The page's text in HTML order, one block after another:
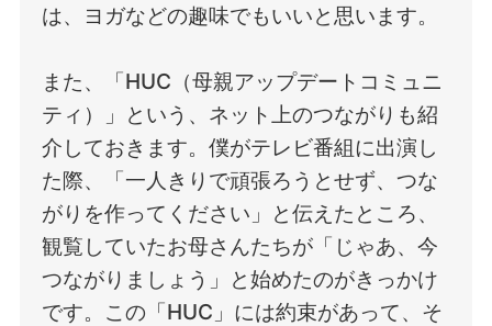
は、ヨガなどの趣味でもいいと思います。
また、「HUC（母親アップデートコミュニ
ティ）」という、ネット上のつながりも紹
介しておきます。僕がテレビ番組に出演し
た際、「一人きりで頑張ろうとせず、つな
がりを作ってください」と伝えたところ、
観覧していたお母さんたちが「じゃあ、今
つながりましょう」と始めたのがきっかけ
です。この「HUC」には約束があって、そ